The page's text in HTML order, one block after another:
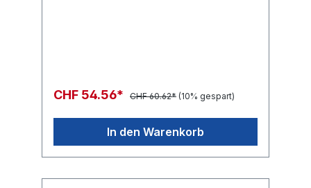
CHF 54.56* CHF 60.62* (10% gespart)
In den Warenkorb